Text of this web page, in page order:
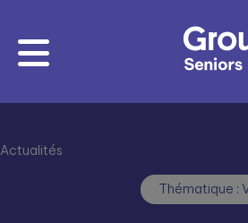
Actualités
Thématique :